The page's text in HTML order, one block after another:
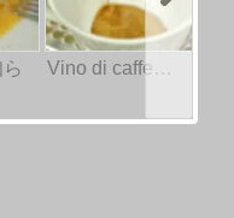
Vino di caffe…